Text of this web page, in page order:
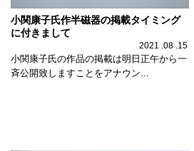
小関康子氏作半磁器の掲載タイミング
に付きまして
2021 .08 .15
小関康子氏の作品の掲載は明日正午から一
斉公開致しますことをアナウン...